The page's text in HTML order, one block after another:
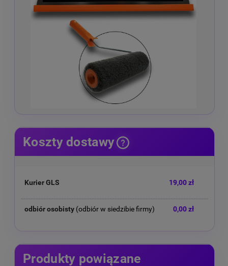
Koszty dostawy
Cena nie zawiera ewentualnych kosztów płatności
Kurier GLS 19,00 zł
odbiór osobisty (odbiór w siedzibie firmy) 0,00 zł
Produkty powiązane